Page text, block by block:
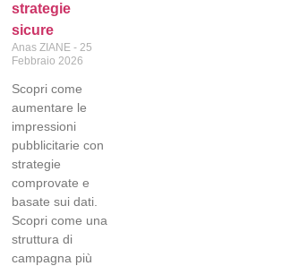
strategie
sicure
Anas ZIANE 25
Febbraio 2026
Scopri come
aumentare le
impressioni
pubblicitarie con
strategie
comprovate e
basate sui dati.
Scopri come una
struttura di
campagna più